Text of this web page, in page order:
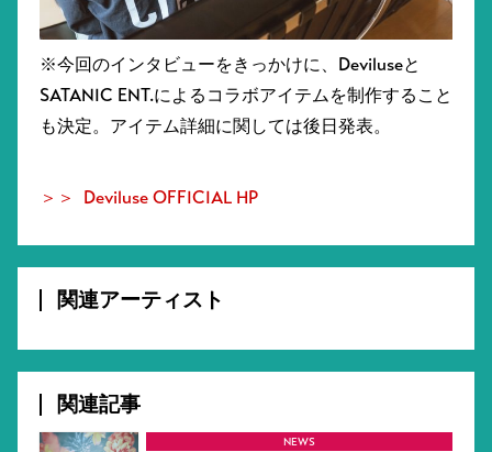
※今回のインタビューをきっかけに、Deviluseと
SATANIC ENT.によるコラボアイテムを制作すること
も決定。アイテム詳細に関しては後日発表。
＞＞ Deviluse OFFICIAL HP
関連アーティスト
関連記事
NEWS